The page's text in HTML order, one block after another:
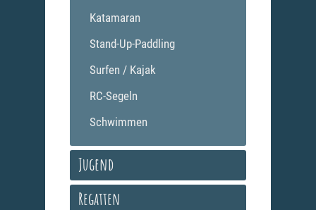
Katamaran
Stand-Up-Paddling
Surfen / Kajak
RC-Segeln
Schwimmen
Jugend
Regatten